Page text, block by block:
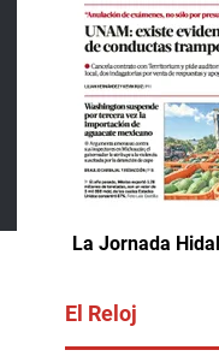
La Jornada
El Reloj